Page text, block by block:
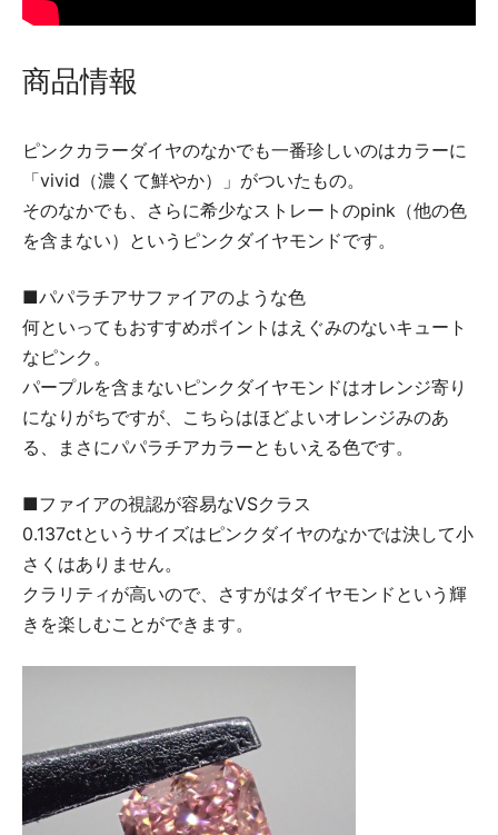
商品情報
ピンクカラーダイヤのなかでも一番珍しいのはカラーに
「vivid（濃くて鮮やか）」がついたもの。
そのなかでも、さらに希少なストレートのpink（他の色
を含まない）というピンクダイヤモンドです。
■パパラチアサファイアのような色
何といってもおすすめポイントはえぐみのないキュート
なピンク。
パープルを含まないピンクダイヤモンドはオレンジ寄り
になりがちですが、こちらはほどよいオレンジみのあ
る、まさにパパラチアカラーともいえる色です。
■ファイアの視認が容易なVSクラス
0.137ctというサイズはピンクダイヤのなかでは決して小
さくはありません。
クラリティが高いので、さすがはダイヤモンドという輝
きを楽しむことができます。